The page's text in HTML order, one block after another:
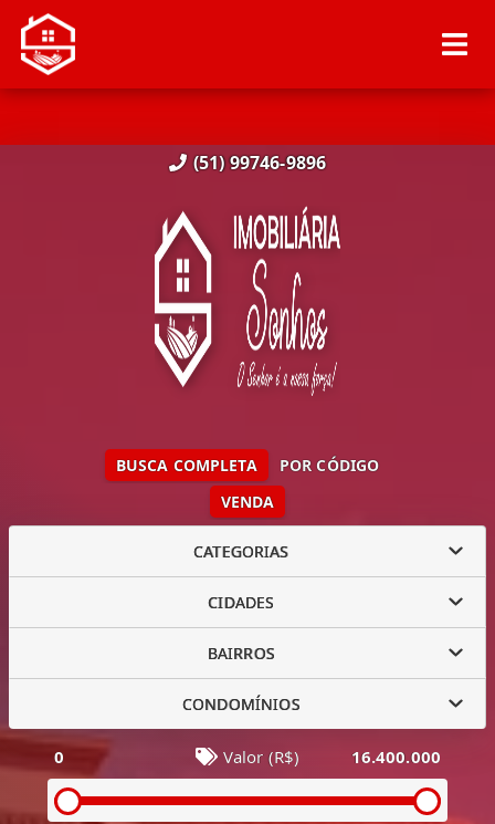
(51) 99746-9896
VENDA
BUSCA COMPLETA POR CÓDIGO
CATEGORIAS
CIDADES
BAIRROS
CONDOMÍNIOS
0 Valor (R$) 16.400.000